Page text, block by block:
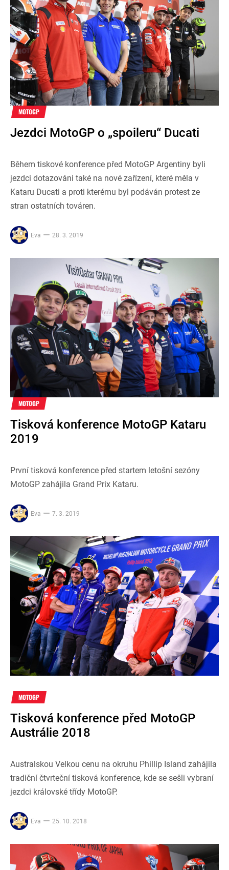
MOTOGP
Jezdci MotoGP o „spoileru“ Ducati
Během tiskové konference před MotoGP Argentiny byli
jezdci dotazováni také na nové zařízení, které měla v
Kataru Ducati a proti kterému byl podáván protest ze
stran ostatních továren.
Eva 28. 3. 2019
MOTOGP
Tisková konference MotoGP Kataru
2019
První tisková konference před startem letošní sezóny
MotoGP zahájila Grand Prix Kataru.
Eva 7. 3. 2019
MOTOGP
Tisková konference před MotoGP
Austrálie 2018
Australskou Velkou cenu na okruhu Phillip Island zahájila
tradiční čtvrteční tisková konference, kde se sešli vybraní
jezdci královské třídy MotoGP.
Eva 25. 10. 2018